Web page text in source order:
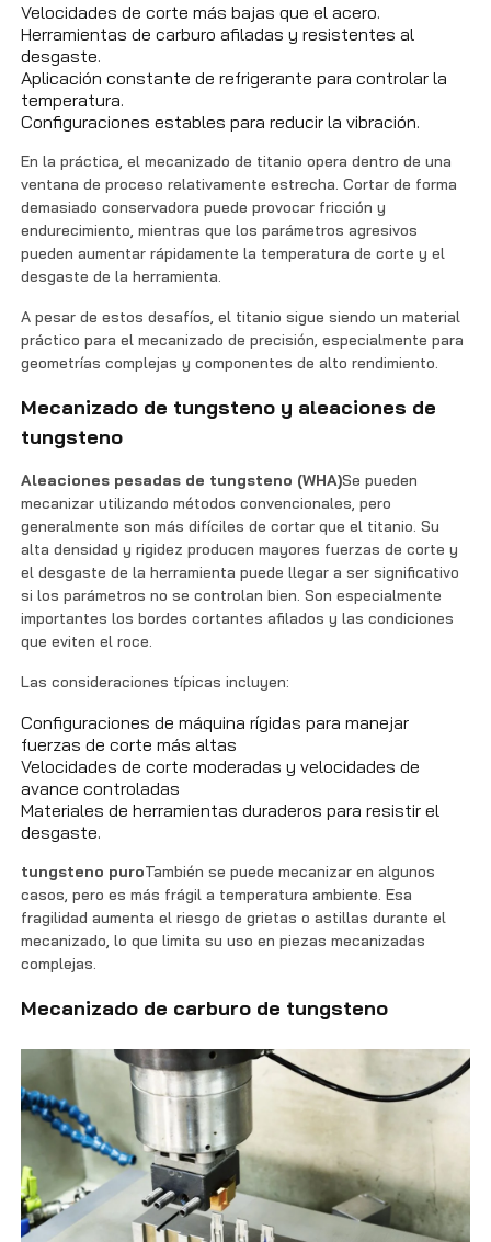
Velocidades de corte más bajas que el acero.
Herramientas de carburo afiladas y resistentes al
desgaste.
Aplicación constante de refrigerante para controlar la
temperatura.
Configuraciones estables para reducir la vibración.
En la práctica, el mecanizado de titanio opera dentro de una
ventana de proceso relativamente estrecha. Cortar de forma
demasiado conservadora puede provocar fricción y
endurecimiento, mientras que los parámetros agresivos
pueden aumentar rápidamente la temperatura de corte y el
desgaste de la herramienta.
A pesar de estos desafíos, el titanio sigue siendo un material
práctico para el mecanizado de precisión, especialmente para
geometrías complejas y componentes de alto rendimiento.
Mecanizado de tungsteno y aleaciones de
tungsteno
Aleaciones pesadas de tungsteno (WHA)Se pueden
mecanizar utilizando métodos convencionales, pero
generalmente son más difíciles de cortar que el titanio. Su
alta densidad y rigidez producen mayores fuerzas de corte y
el desgaste de la herramienta puede llegar a ser significativo
si los parámetros no se controlan bien. Son especialmente
importantes los bordes cortantes afilados y las condiciones
que eviten el roce.
Las consideraciones típicas incluyen:
Configuraciones de máquina rígidas para manejar
fuerzas de corte más altas
Velocidades de corte moderadas y velocidades de
avance controladas
Materiales de herramientas duraderos para resistir el
desgaste.
tungsteno puroTambién se puede mecanizar en algunos
casos, pero es más frágil a temperatura ambiente. Esa
fragilidad aumenta el riesgo de grietas o astillas durante el
mecanizado, lo que limita su uso en piezas mecanizadas
complejas.
Mecanizado de carburo de tungsteno